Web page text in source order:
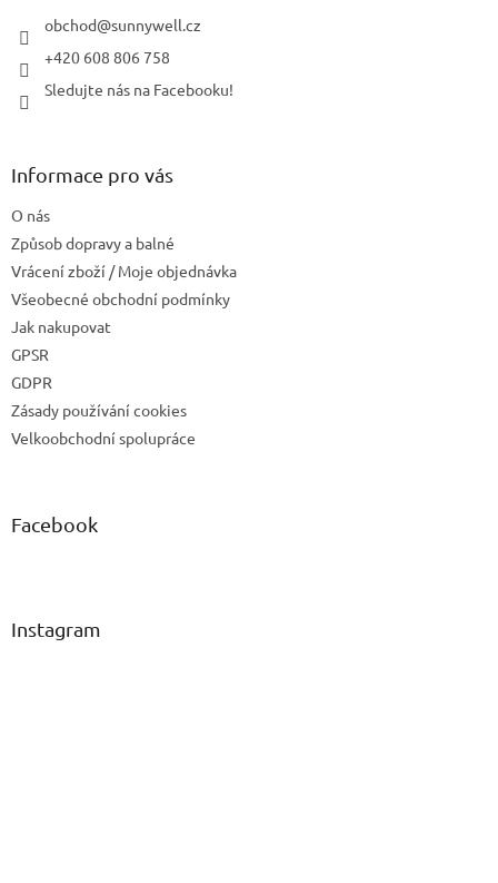
obchod@sunnywell.cz
+420 608 806 758
Sledujte nás na Facebooku!
Informace pro vás
O nás
Způsob dopravy a balné
Vrácení zboží / Moje objednávka
Všeobecné obchodní podmínky
Jak nakupovat
GPSR
GDPR
Zásady používání cookies
Velkoobchodní spolupráce
Facebook
Instagram